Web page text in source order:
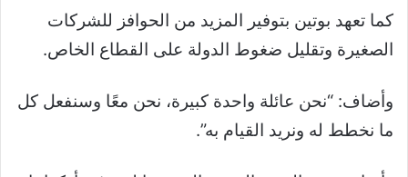
كما تعهد بوتين بتوفير المزيد من الحوافز للشركات
الصغيرة وتقليل ضغوط الدولة على القطاع الخاص.
وأضاف: “نحن عائلة واحدة كبيرة، نحن معًا وسنفعل كل
ما نخطط له ونريد القيام به”.